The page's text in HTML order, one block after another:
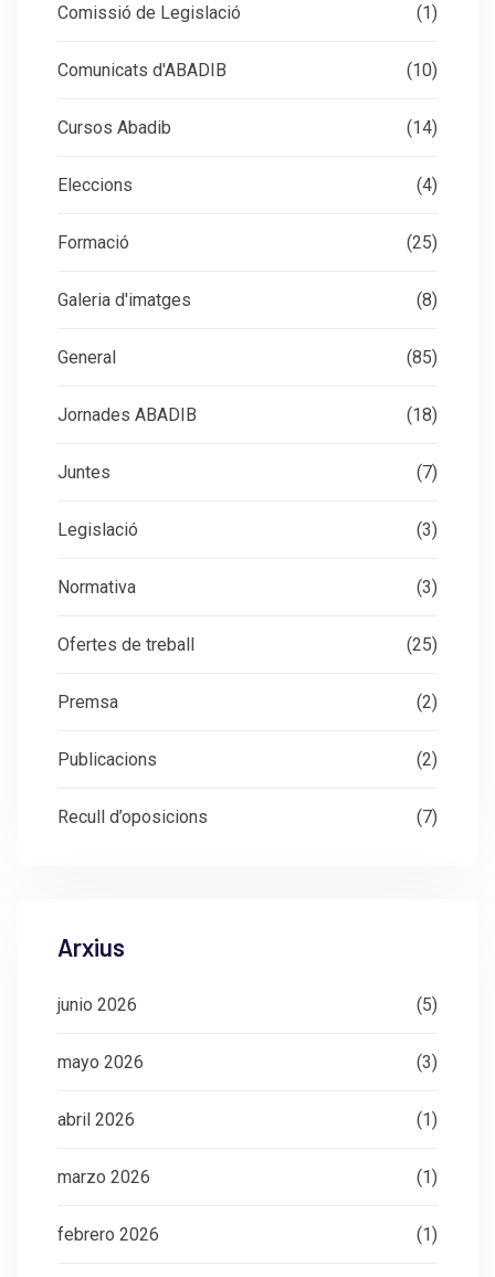
Comissió de Legislació (1)
Comunicats d'ABADIB (10)
Cursos Abadib (14)
Eleccions (4)
Formació (25)
Galeria d'imatges (8)
General (85)
Jornades ABADIB (18)
Juntes (7)
Legislació (3)
Normativa (3)
Ofertes de treball (25)
Premsa (2)
Publicacions (2)
Recull d’oposicions (7)
Arxius
junio 2026 (5)
mayo 2026 (3)
abril 2026 (1)
marzo 2026 (1)
febrero 2026 (1)